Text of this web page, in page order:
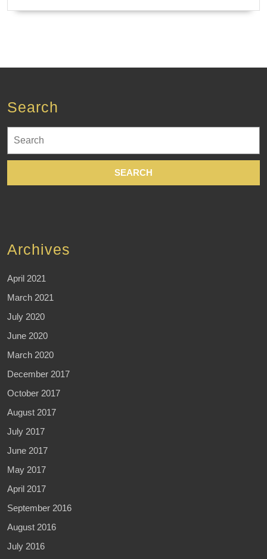
Search
for:
Archives
April 2021
March 2021
July 2020
June 2020
March 2020
December 2017
October 2017
August 2017
July 2017
June 2017
May 2017
April 2017
September 2016
August 2016
July 2016